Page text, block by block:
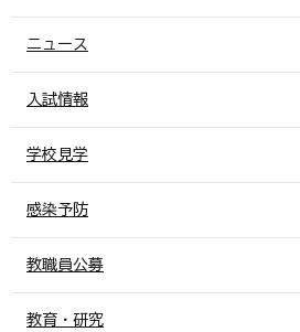
ニュース
入試情報
学校見学
感染予防
教職員公募
教育・研究